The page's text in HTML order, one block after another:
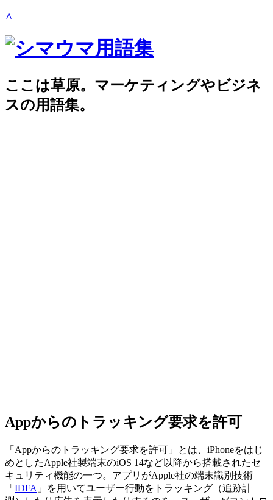
∧
ここは草原。マーケティングやビジネ
スの用語集。
Appからのトラッキング要求を許可
「Appからのトラッキング要求を許可」とは、iPhoneをはじ
めとしたApple社製端末のiOS 14など以降から搭載されたセ
キュリティ機能の一つ。アプリがApple社の端末識別技術
「 IDFA 」を用いてユーザー行動をトラッキング（追跡計